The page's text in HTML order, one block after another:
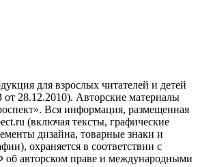
для взрослых читателей и детей
28.12.2010). Авторские материалы
Вся информация, размещенная
(включая тексты, графические
дизайна, товарные знаки и
охраняется в соответствии с
об авторском праве и международными